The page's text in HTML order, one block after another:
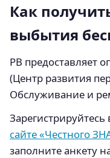
Как
выбытия
РВ предоставляет
(Центр развития
Обслуживание и
Зарегистрируйтесь
сайте «Честного
заполните анкету